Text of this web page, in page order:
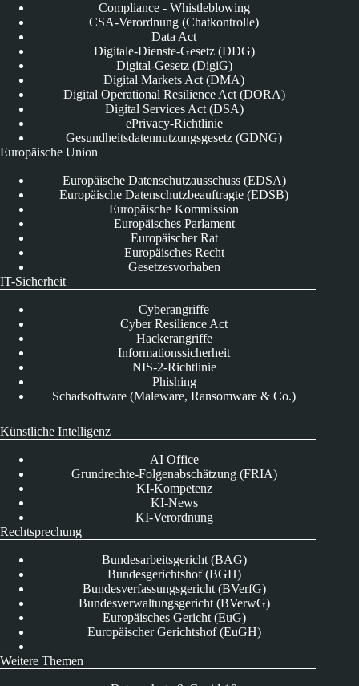
Compliance - Whistleblowing
CSA-Verordnung (Chatkontrolle)
Data Act
Digitale-Dienste-Gesetz (DDG)
Digital-Gesetz (DigiG)
Digital Markets Act (DMA)
Digital Operational Resilience Act (DORA)
Digital Services Act (DSA)
ePrivacy-Richtlinie
Gesundheitsdatennutzungsgesetz (GDNG)
Europäische Union
Europäische Datenschutzausschuss (EDSA)
Europäische Datenschutzbeauftragte (EDSB)
Europäische Kommission
Europäisches Parlament
Europäischer Rat
Europäisches Recht
Gesetzesvorhaben
IT-Sicherheit
Cyberangriffe
Cyber Resilience Act
Hackerangriffe
Informationssicherheit
NIS-2-Richtlinie
Phishing
Schadsoftware (Maleware, Ransomware & Co.)
Künstliche Intelligenz
AI Office
Grundrechte-Folgenabschätzung (FRIA)
KI-Kompetenz
KI-News
KI-Verordnung
Rechtsprechung
Bundesarbeitsgericht (BAG)
Bundesgerichtshof (BGH)
Bundesverfassungsgericht (BVerfG)
Bundesverwaltungsgericht (BVerwG)
Europäisches Gericht (EuG)
Europäischer Gerichtshof (EuGH)
Weitere Themen